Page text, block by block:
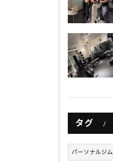
タグ
パーソナルジム